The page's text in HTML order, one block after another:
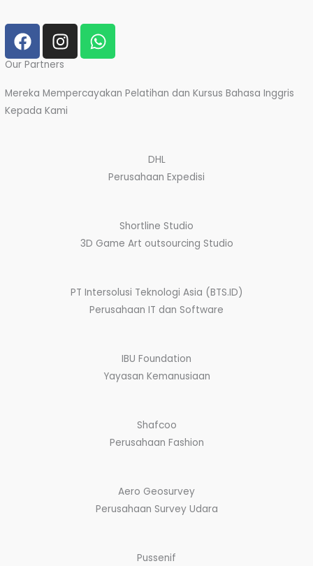
F
a
c
e
b
o
I
n
s
t
a
g
W
h
a
t
s
Our Partners
Mereka Mempercayakan Pelatihan dan Kursus Bahasa Inggris
Kepada Kami
DHL
Perusahaan Expedisi
Shortline Studio
3D Game Art outsourcing Studio
PT Intersolusi Teknologi Asia (BTS.ID)
Perusahaan IT dan Software
IBU Foundation
Yayasan Kemanusiaan
Shafcoo
Perusahaan Fashion
Aero Geosurvey
Perusahaan Survey Udara
Pussenif